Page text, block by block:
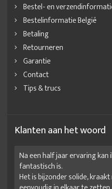
Bestel- en
Bestelinformatie België
Betaling
Retourneren
Garantie
Contact
Tips & trucs
Klanten aan het woord
Na een half jaar ervaring
fantastisch is.
Het is bijzonder solide,